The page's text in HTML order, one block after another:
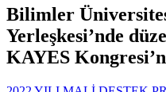
Bilimler
Yerleşkesi’nde
KAYES